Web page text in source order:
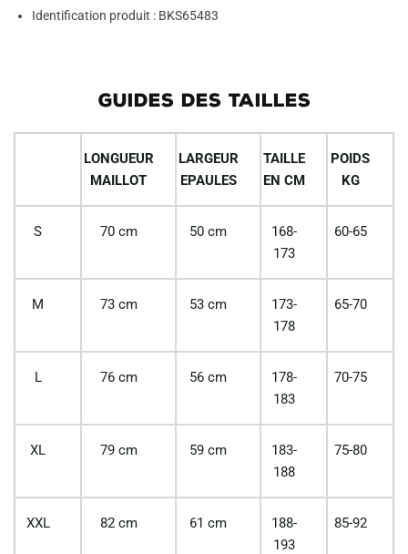
Identification produit : BKS65483
GUIDES DES TAILLES
LONGUEUR
MAILLOT
LARGEUR
EPAULES
TAILLE
EN CM
POIDS
KG
S 70 cm 50 cm
168-
173
60-65
M 73 cm 53 cm
173-
178
65-70
L 76 cm 56 cm
178-
183
70-75
XL 79 cm 59 cm
183-
188
75-80
XXL 82 cm 61 cm
188-
193
85-92